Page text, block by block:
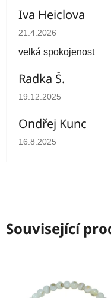
Iva Heiclova
Hodnocení obchodu
21.4.2026
velká spokojenost
Radka Š.
Hodnocení obchodu
19.12.2025
Ondřej Kunc
Hodnocení obchodu
16.8.2025
Související